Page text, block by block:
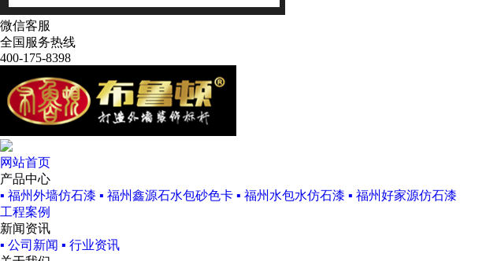
微信客服
全国服务热线
400-175-8398
网站首页
产品中心
▪ 福州外墙仿石漆 ▪ 福州鑫源石水包砂色卡 ▪ 福州水包水仿石漆 ▪ 福州好家源仿石漆
工程案例
新闻资讯
▪ 公司新闻 ▪ 行业资讯